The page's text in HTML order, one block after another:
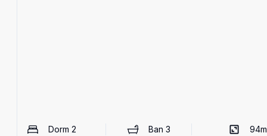
Dorm 2 Ban3 94